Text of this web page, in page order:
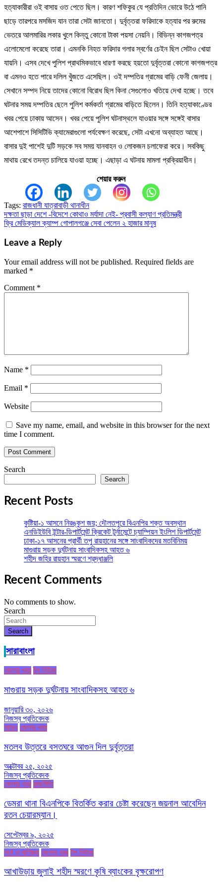
হত্যাকারীরা ওই বাসায় ওত পেতে ছিল। কারণ শফিকুর যে প্রতিদিন ভোরে উঠে পানি
ছাড়ে তারপরে মসজিদ যান তারা সেটা জানতো। দুর্বৃত্তরা ফরিদাকে হত্যার পর রুমের
ভেতরে আলমারির লকার খুলে কিন্তু কোনো টাকা পয়সা নেয়নি। বিভিন্ন কাগজপত্র
এলোমেলো করেছে তারা। এমনকি নিহত ফরিদার গলার স্বর্ণের চেইন ছিল সেটাও খোয়া
যায়নি। এসব দেখে পুলিশ প্রাথমিকভাবে ধারণা করছে হয়তো দুর্বৃত্তরা কোনো কাগজপত্র
বা এমনও হতে পারে দলিল খুঁজতে এসেছিল। ওই দম্পতির গ্রামের বাড়ি ফেনী জেলায়।
সেখানে সম্পদ নিয়ে তাদের কোনো বিরোধ ছিল কিনা সেগুলোও খতিয়ে দেখা হচ্ছে। তবে
ঘটনার সময় দম্পতির ছেলে পুলিশ কর্মকর্তা গ্রামের বাড়িতে ছিলেন। তিনি হত্যাকাণ্ডের
খবর পেয়ে ঢাকায় আসেন। খবর পেয়ে পুলিশ ঘটনাস্থলে যাওয়ার সঙ্গে সঙ্গেই বাসার
আশেপাশে সিসিটিভি ক্যামেরাগুলো পর্যবেক্ষণ করেছে, সেটা এখনো অব্যাহত আছে।
বাসার দুই পাশেই দুটি সড়কে সব সময় যানবাহন ও লোকজন চলাফেরা করে। সবকিছু
মাথায় রেখে তদন্ত চালিয়ে যাওয়া হচ্ছে। এছাড়া এ ঘটনায় মামলা প্রক্রিয়াধীন।
শেয়ার করুন
Tags: রাজধানী যাত্রাবাড়ী থানাধীন
Post
navigation
দক্ষতা ছাড়া দেশে -বিদেশে কোথাও মর্যাদা নেই- প্রবাসী কল্যাণ প্রতিমন্ত্রী
ফ্রি মেডিক্যাল ক্যাম্প গোপালগঞ্জে সেবা পেলেন ২ হাজার মানুষ
Leave a Reply
Your email address will not be published. Required fields are
marked *
Comment *
Name *
Email *
Website
Save my name, email, and website in this browser for the next
time I comment.
Search
Search
Recent Posts
কুষ্টিয়া-১ আসনে নিরঙ্কুশ জয়; দৌলতপুরে বিএনপির শক্ত অবস্থান
এনডিইউবি ইন্টার-ডিপার্টমেন্ট ক্রিকেট টুর্নামেন্টে চ্যাম্পিয়ন ইংলিশ ডিপার্টমেন্ট
ঢাকা-১৭ আসনের প্রার্থী তপু রায়হানের সঙ্গে সাংবাদিকদের মতবিনিময়
মাগুরায় সড়ক দুর্ঘটনায় সাংবাদিকসহ আহত ৬
শহীদ জহির রায়হান স্মরণে শ্রদ্ধাঞ্জলি
Recent Comments
No comments to show.
Search
Search
সারাবাংলা
জেলার খবর টপ নিউজ
মাগুরায় সড়ক দুর্ঘটনায় সাংবাদিকসহ আহত ৬
জানুয়ারি ৩০, ২০২৬
নিজস্ব প্রতিবেদক
আরও জেলার খবর
মতলব উত্তরে বসতঘরে আগুন দিল দুর্বৃত্তরা
অক্টোবর ২৫, ২০২৫
নিজস্ব প্রতিবেদক
জেলার খবর রাজনীতি
ডেমরা থানা বিএনপিকে বিতর্কিত করার চেষ্টা করেছেন জয়নাল আবেদিন
রতন চেয়ারম্যান।
সেপ্টেম্বর ৯, ২০২৫
নিজস্ব প্রতিবেদক
অর্থ ও বাণিজ্য জেলার খবর টপ নিউজ
আখাউড়ায় জুলাই শহীদ স্মরণে কৃষি ব্যাংকের বৃক্ষরোপণ